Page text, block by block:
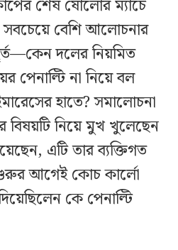
শেষ ষোলোর ম্যাচে
সবচেয়ে বেশি আলোচনার
দলের নিয়মিত
পেনাল্টি না নিয়ে বল
হাতে? সমালোচনা
বিষয়টি নিয়ে মুখ খুলেছেন
এটি তার ব্যক্তিগত
শুরুর আগেই কোচ কার্লো
কে পেনাল্টি